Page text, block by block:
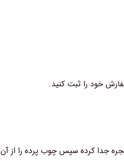
خود را ثبت کنید.
جدا کرده سپس چوب پرده را از آن